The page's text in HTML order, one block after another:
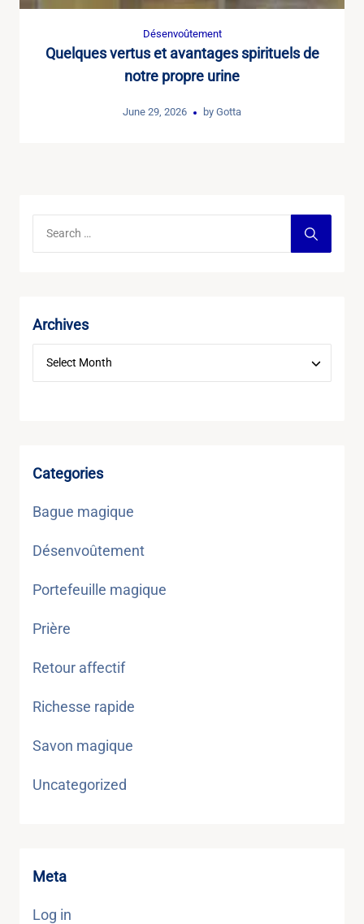
Désenvoûtement
Quelques vertus et avantages spirituels de
notre propre urine
June 29, 2026 by Gotta
Archives
Categories
Bague magique
Désenvoûtement
Portefeuille magique
Prière
Retour affectif
Richesse rapide
Savon magique
Uncategorized
Meta
Log in